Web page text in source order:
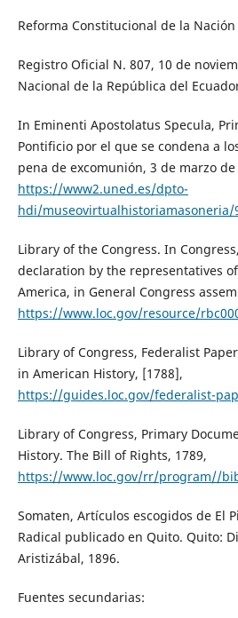
Reforma Constitucional de la
Registro Oficial N. 807, 10 de
Nacional de la República del
In Eminenti Apostolatus Specula,
Pontificio por el que se condena a
pena de excomunión, 3 de marzo de
https://www2.uned.es/dpto-
hdi/
Library of the Congress. In
declaration by the representatives
America, in General Congress
https://www.loc.gov/resource/
Library of Congress, Federalist
in American History, [1788],
https://guides.loc.gov/federalist-
Library of Congress, Primary
History. The Bill of Rights, 1789,
https://www.loc.gov/rr/program//
Somaten, Artículos escogidos de El
Radical publicado en Quito. Quito:
Aristizábal, 1896.
Fuentes secundarias: